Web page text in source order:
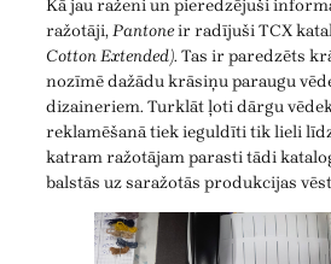
Kā jau raženi un pieredzējuši
ražotāji,Pantoneir radījuši TCX
Cotton Extended). Tas ir paredzēts
nozīmē dažādu krāsiņu paraugu
dizaineriem. Turklāt ļoti dārgu
reklamēšanā tiek ieguldīti tik lieli
katram ražotājam parasti tādi
balstās uz saražotās produkcijas